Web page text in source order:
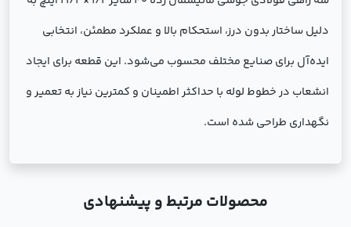
دلیل ساختار بدون درز، استحکام بالا و عملکرد مطمئن، انتخابی
ایده‌آل برای صنایع مختلف محسوب می‌شود. این قطعه برای ایجاد
انشعاب در خطوط لوله با حداکثر اطمینان و کمترین نیاز به تعمیر و
نگهداری طراحی شده است.
محصولات مرتبط و پیشنهادی